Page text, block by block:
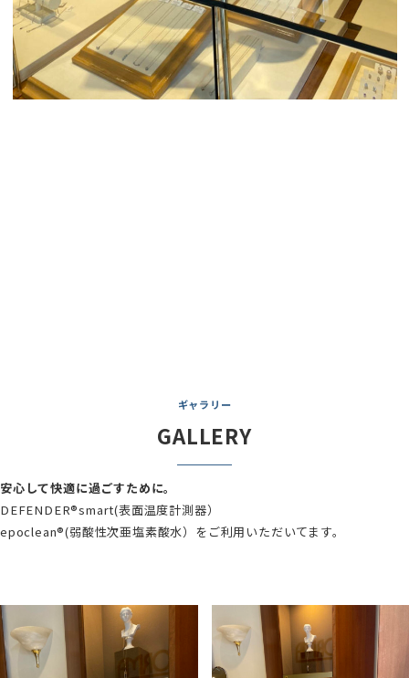
ギャラリー
GALLERY
安心して快適に過ごすために。
DEFENDER®smart(表面温度計測器）
epoclean®(弱酸性次亜塩素酸水）をご利用いただいてます。